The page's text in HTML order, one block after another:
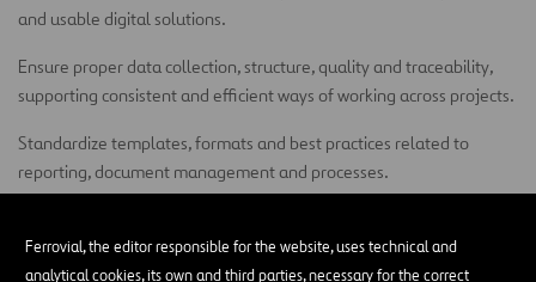
Ferrovial, the editor responsible for the website, uses technical and
analytical cookies, its own and third parties, necessary for the correct
and usable digital solutions.
Ensure proper data collection, structure, quality and traceability,
supporting consistent and efficient ways of working across projects.
Standardize templates, formats and best practices related to
reporting, document management and processes.
up activities.